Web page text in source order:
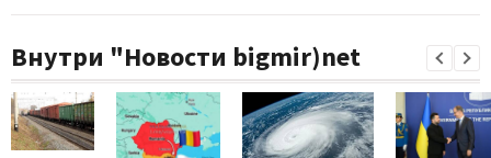
Внутри "Новости bigmir)net